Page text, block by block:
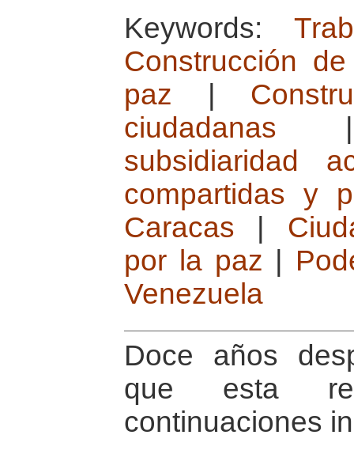
Keywords:
Construcción
paz
ciudadanas
subsidiaridad
compartidas y
Caracas
por la paz
Venezuela
Doce años
que esta
continuaciones